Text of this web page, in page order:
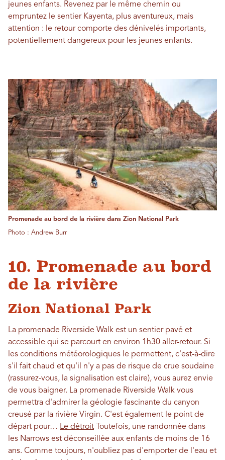
jeunes enfants. Revenez par le même chemin ou
empruntez le sentier Kayenta, plus aventureux, mais
attention : le retour comporte des dénivelés importants,
potentiellement dangereux pour les jeunes enfants.
Promenade au bord de la rivière dans Zion National Park
Photo : Andrew Burr
10. Promenade au bord
de la rivière
Zion National Park
La promenade Riverside Walk est un sentier pavé et
accessible qui se parcourt en environ 1h30 aller-retour. Si
les conditions météorologiques le permettent, c'est-à-dire
s'il fait chaud et qu'il n'y a pas de risque de crue soudaine
(rassurez-vous, la signalisation est claire), vous aurez envie
de vous baigner. La promenade Riverside Walk vous
permettra d'admirer la géologie fascinante du canyon
creusé par la rivière Virgin. C'est également le point de
départ pour… Le détroit Toutefois, une randonnée dans
les Narrows est déconseillée aux enfants de moins de 16
ans. Comme toujours, n'oubliez pas d'emporter de l'eau et